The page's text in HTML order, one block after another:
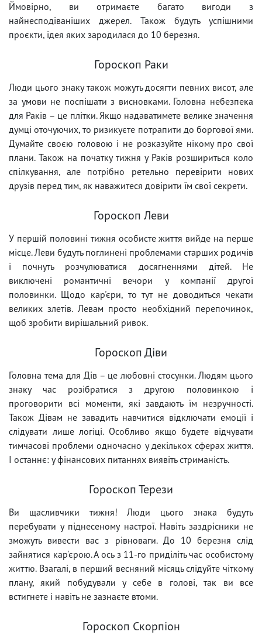
Ймовірно, ви отримаєте багато вигоди з
найнесподіваніших джерел. Також будуть успішними
проєкти, ідея яких зародилася до 10 березня.
Гороскоп Раки
Люди цього знаку також можуть досягти певних висот, але
за умови не поспішати з висновками. Головна небезпека
для Раків – це плітки. Якщо надаватимете велике значення
думці оточуючих, то ризикуєте потрапити до боргової ями.
Думайте своєю головою і не розказуйте нікому про свої
плани. Також на початку тижня у Раків розшириться коло
спілкування, але потрібно ретельно перевірити нових
друзів перед тим, як наважитеся довірити їм свої секрети.
Гороскоп Леви
У першій половині тижня особисте життя вийде на перше
місце. Леви будуть поглинені проблемами старших родичів
і почнуть розчулюватися досягненнями дітей. Не
виключені романтичні вечори у компанії другої
половинки. Щодо кар'єри, то тут не доводиться чекати
великих злетів. Левам просто необхідний перепочинок,
щоб зробити вирішальний ривок.
Гороскоп Діви
Головна тема для Дів – це любовні стосунки. Людям цього
знаку час розібратися з другою половинкою і
проговорити всі моменти, які завдають їм незручності.
Також Дівам не завадить навчитися відключати емоції і
слідувати лише логіці. Особливо якщо будете відчувати
тимчасові проблеми одночасно у декількох сферах життя.
І останнє: у фінансових питаннях виявіть стриманість.
Гороскоп Терези
Ви щасливчики тижня! Люди цього знака будуть
перебувати у піднесеному настрої. Навіть заздрісники не
зможуть вивести вас з рівноваги. До 10 березня слід
зайнятися кар'єрою. А ось з 11-го приділіть час особистому
життю. Взагалі, в перший весняний місяць слідуйте чіткому
плану, який побудували у себе в голові, так ви все
встигнете і навіть не зазнаєте втоми.
Гороскоп Скорпіон